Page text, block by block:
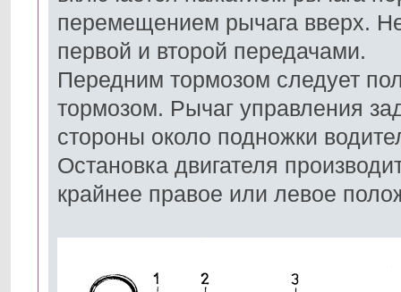
перемещением рычага вверх.
первой и второй передачами.
Передним тормозом следует
тормозом. Рычаг управления
стороны около подножки
Остановка двигателя
крайнее правое или левое